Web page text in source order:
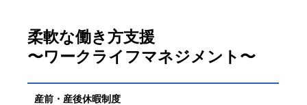
柔軟な働き方支援
〜ワークライフマネジメント〜
産前・産後休暇制度